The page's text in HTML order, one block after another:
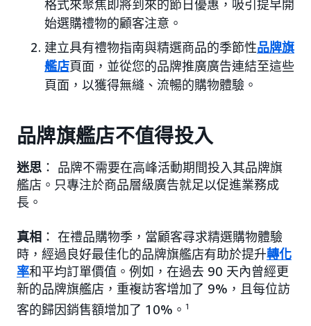
格式來聚焦即將到來的節日優惠，吸引提早開
始選購禮物的顧客注意。
建立具有禮物指南與精選商品的季節性品牌旗
艦店頁面，並從您的品牌推廣廣告連結至這些
頁面，以獲得無縫、流暢的購物體驗。
品牌旗艦店不值得投入
迷思 ： 品牌不需要在高峰活動期間投入其品牌旗
艦店。只專注於商品層級廣告就足以促進業務成
長。
真相 ： 在禮品購物季，當顧客尋求精選購物體驗
時，經過良好最佳化的品牌旗艦店有助於提升轉化
率和平均訂單價值。例如，在過去 90 天內曾經更
新的品牌旗艦店，重複訪客增加了 9%，且每位訪
客的歸因銷售額增加了 10%。 1